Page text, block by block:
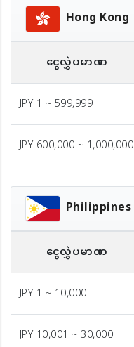
Hong Kong
ငွေလွှဲပမာဏ
JPY 1 ~ 599,999
JPY 600,000 ~ 1,000,000
Philippines
ငွေလွှဲပမာဏ
JPY 1 ~ 10,000
JPY 10,001 ~ 30,000